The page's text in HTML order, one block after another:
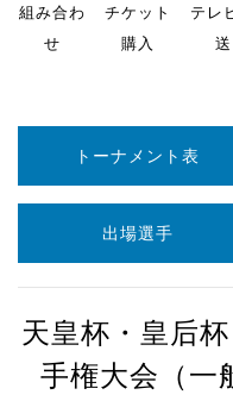
組み合わ
せ
チケット
購入
テレ
送
トーナメント表
出場選手
天皇杯・皇后
手権大会（一